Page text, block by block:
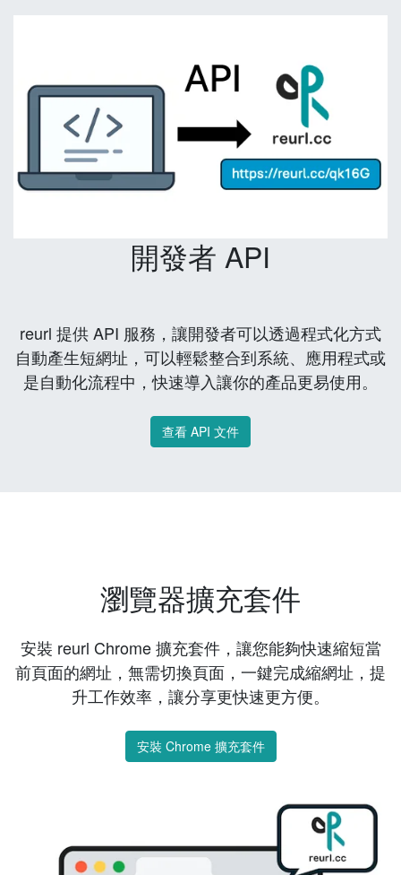
開發者 API
reurl 提供 API 服務，讓開發者可以透過程式化方式
自動產生短網址，可以輕鬆整合到系統、應用程式或
是自動化流程中，快速導入讓你的產品更易使用。
查看 API 文件
瀏覽器擴充套件
安裝 reurl Chrome 擴充套件，讓您能夠快速縮短當
前頁面的網址，無需切換頁面，一鍵完成縮網址，提
升工作效率，讓分享更快速更方便。
安裝 Chrome 擴充套件